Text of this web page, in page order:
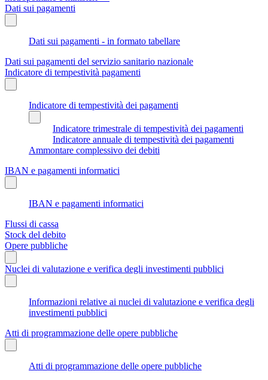
Dati sui pagamenti
Dati sui pagamenti - in formato tabellare
Dati sui pagamenti del servizio sanitario nazionale
Indicatore di tempestività pagamenti
Indicatore di tempestività dei pagamenti
Indicatore trimestrale di tempestività dei pagamenti
Indicatore annuale di tempestività dei pagamenti
Ammontare complessivo dei debiti
IBAN e pagamenti informatici
IBAN e pagamenti informatici
Flussi di cassa
Stock del debito
Opere pubbliche
Nuclei di valutazione e verifica degli investimenti pubblici
Informazioni relative ai nuclei di valutazione e verifica degli
investimenti pubblici
Atti di programmazione delle opere pubbliche
Atti di programmazione delle opere pubbliche